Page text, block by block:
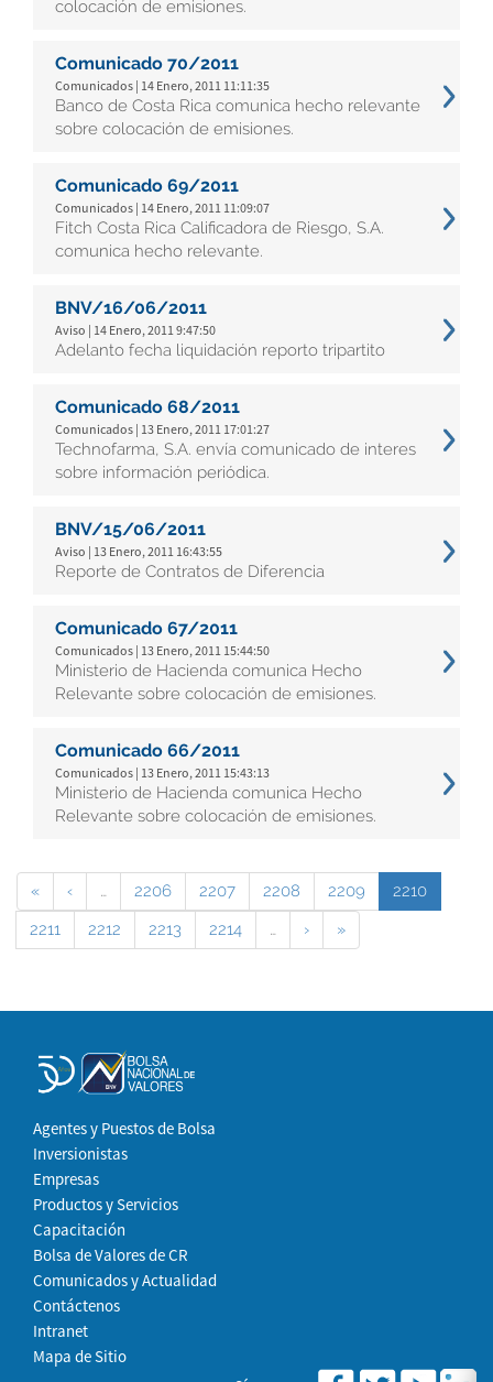
colocación de emisiones.
Comunicado 70/2011
Comunicados | 14 Enero, 2011 11:11:35
Banco de Costa Rica comunica hecho relevante
sobre colocación de emisiones.
Comunicado 69/2011
Comunicados | 14 Enero, 2011 11:09:07
Fitch Costa Rica Calificadora de Riesgo, S.A.
comunica hecho relevante.
BNV/16/06/2011
Aviso | 14 Enero, 2011 9:47:50
Adelanto fecha liquidación reporto tripartito
Comunicado 68/2011
Comunicados | 13 Enero, 2011 17:01:27
Technofarma, S.A. envía comunicado de interes
sobre información periódica.
BNV/15/06/2011
Aviso | 13 Enero, 2011 16:43:55
Reporte de Contratos de Diferencia
Comunicado 67/2011
Comunicados | 13 Enero, 2011 15:44:50
Ministerio de Hacienda comunica Hecho
Relevante sobre colocación de emisiones.
Comunicado 66/2011
Comunicados | 13 Enero, 2011 15:43:13
Ministerio de Hacienda comunica Hecho
Relevante sobre colocación de emisiones.
« ‹ … 2206 2207 2208 2209
2210
2211
2212 2213 2214 … › »
Agentes y Puestos de Bolsa
Inversionistas
Empresas
Productos y Servicios
Capacitación
Bolsa de Valores de CR
Comunicados y Actualidad
Contáctenos
Intranet
Mapa de Sitio